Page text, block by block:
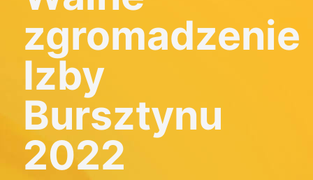
zgromadzenie
Izby
Bursztynu
2022